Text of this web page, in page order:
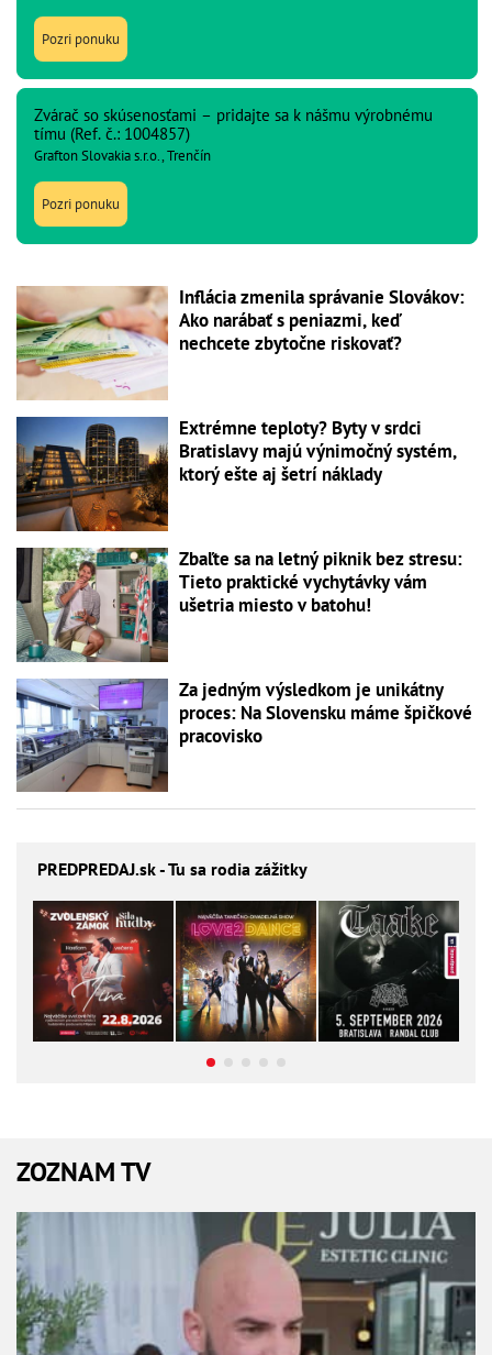
Pozri ponuku
Zvárač so skúsenosťami – pridajte sa k nášmu výrobnému
tímu (Ref. č.: 1004857)
Grafton Slovakia s.r.o., Trenčín
Pozri ponuku
Inflácia zmenila správanie Slovákov:
Ako narábať s peniazmi, keď
nechcete zbytočne riskovať?
Extrémne teploty? Byty v srdci
Bratislavy majú výnimočný systém,
ktorý ešte aj šetrí náklady
Zbaľte sa na letný piknik bez stresu:
Tieto praktické vychytávky vám
ušetria miesto v batohu!
Za jedným výsledkom je unikátny
proces: Na Slovensku máme špičkové
pracovisko
PREDPREDAJ.sk - Tu sa rodia zážitky
ZOZNAM TV